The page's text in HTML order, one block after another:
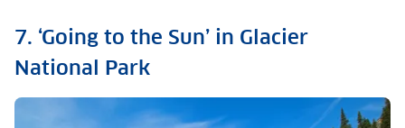
7. ‘Going to the Sun’ in Glacier
National Park